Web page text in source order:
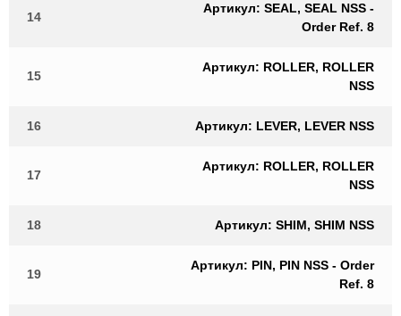
14
Артикул: SEAL, SEAL NSS -
Order Ref. 8
15
Артикул: ROLLER, ROLLER
NSS
16 Артикул: LEVER, LEVER NSS
17
Артикул: ROLLER, ROLLER
NSS
18 Артикул: SHIM, SHIM NSS
19
Артикул: PIN, PIN NSS - Order
Ref. 8